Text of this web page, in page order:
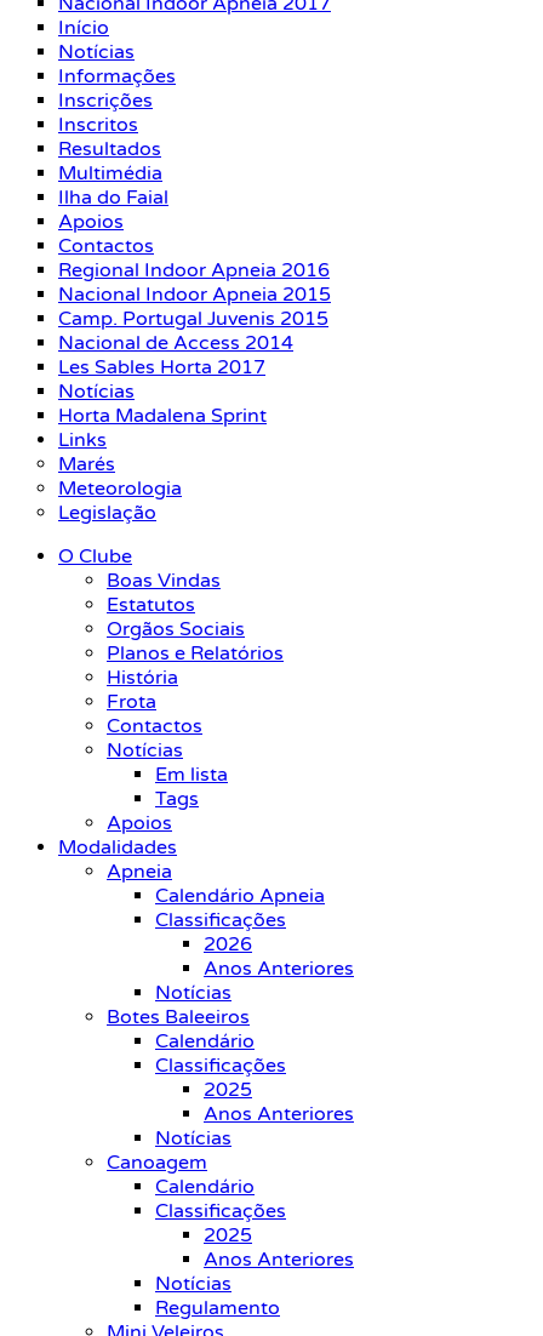
Início
Notícias
Informações
Inscrições
Inscritos
Resultados
Multimédia
Ilha do Faial
Apoios
Contactos
Regional Indoor Apneia 2016
Nacional Indoor Apneia 2015
Camp. Portugal Juvenis 2015
Nacional de Access 2014
Les Sables Horta 2017
Notícias
Horta Madalena Sprint
Links
Marés
Meteorologia
Legislação
O Clube
Boas Vindas
Estatutos
Orgãos Sociais
Planos e Relatórios
História
Frota
Contactos
Notícias
Em lista
Tags
Apoios
Modalidades
Apneia
Calendário Apneia
Classificações
2026
Anos Anteriores
Notícias
Botes Baleeiros
Calendário
Classificações
2025
Anos Anteriores
Notícias
Canoagem
Calendário
Classificações
2025
Anos Anteriores
Notícias
Regulamento